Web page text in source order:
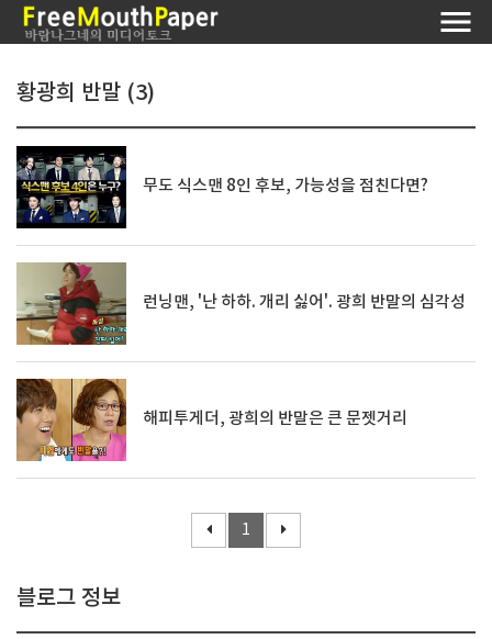
황광희 반말 (3)
무도 식스맨 8인 후보, 가능성을 점친다면?
런닝맨, '난 하하. 개리 싫어'. 광희 반말의 심각성
해피투게더, 광희의 반말은 큰 문젯거리
1
블로그 정보